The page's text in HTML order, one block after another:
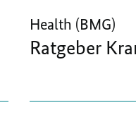
Health (BMG)
Ratgeber